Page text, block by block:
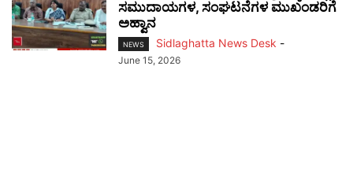
ಸಮುದಾಯಗಳ, ಸಂಘಟನೆಗಳ ಮುಖಂಡರಿಗೆ
ಅಹ್ವಾನ
NEWS Sidlaghatta News Desk -
June 15, 2026